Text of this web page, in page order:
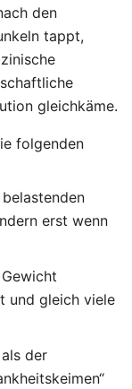
den
tappt,
gleichkäme.
folgenden
erst wenn
und gleich viele
der